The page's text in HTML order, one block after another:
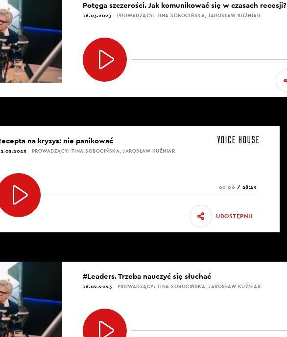
Potęga szczerości. Jak komunikować się w czasach recesji?
16.03.2023 PROWADZĄCY: TINA SOBOCIŃSKA, JAROSŁAW KUŹNIAR
na kryzys: nie panikować
PROWADZĄCY: TINA SOBOCIŃSKA, JAROSŁAW KUŹNIAR
00:00 / 28:49
UDOSTĘPNIJ
#Leaders. Trzeba nauczyć się słuchać
16.02.2023 PROWADZĄCY: TINA SOBOCIŃSKA, JAROSŁAW KUŹNIAR